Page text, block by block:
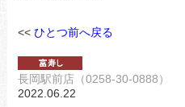
<< ひとつ前へ戻る
長岡駅前店（0258-30-0888）
2022.06.22